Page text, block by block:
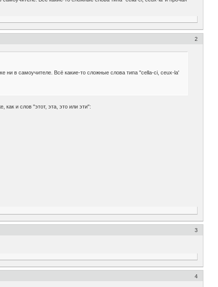
2
ни в самоучителе. Всё какие-то сложные слова типа "cella-ci, ceux-la'
как и слов "этот, эта, это или эти":
3
4